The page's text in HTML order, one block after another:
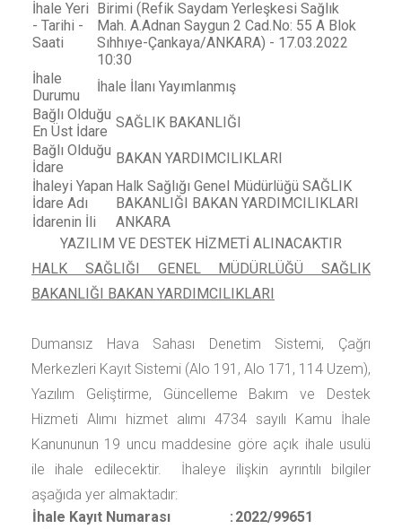
İhale Yeri
- Tarihi -
Saati
Birimi (Refik Saydam Yerleşkesi Sağlık
Mah. A.Adnan Saygun 2 Cad.No: 55 A Blok
Sıhhıye-Çankaya/ANKARA) - 17.03.2022
10:30
İhale
Durumu
İhale İlanı Yayımlanmış
Bağlı Olduğu
En Üst İdare
SAĞLIK BAKANLIĞI
Bağlı Olduğu
İdare
BAKAN YARDIMCILIKLARI
İhaleyi Yapan
İdare Adı
Halk Sağlığı Genel Müdürlüğü SAĞLIK
BAKANLIĞI BAKAN YARDIMCILIKLARI
İdarenin İli
ANKARA
YAZILIM VE DESTEK HİZMETİ ALINACAKTIR
HALK SAĞLIĞI GENEL MÜDÜRLÜĞÜ SAĞLIK
BAKANLIĞI BAKAN YARDIMCILIKLARI
Dumansız Hava Sahası Denetim Sistemi, Çağrı
Merkezleri Kayıt Sistemi (Alo 191, Alo 171, 114 Uzem),
Yazılım Geliştirme, Güncelleme Bakım ve Destek
Hizmeti Alımı hizmet alımı 4734 sayılı Kamu İhale
Kanununun 19 uncu maddesine göre açık ihale usulü
ile ihale edilecektir. İhaleye ilişkin ayrıntılı bilgiler
aşağıda yer almaktadır:
İhale Kayıt Numarası
: 2022/99651